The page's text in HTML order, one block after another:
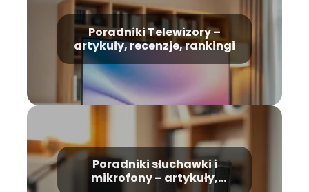
Poradniki Telewizory –
artykuły, recenzje, rankingi
Poradniki słuchawki i
mikrofony – artykuły,